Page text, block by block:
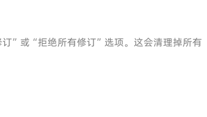
”或“拒绝所有修订”选项。这会清理掉所有